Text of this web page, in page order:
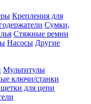
Крепления для
Сумки,
Стяжные ремни
Насосы Другие
Мультитулы
ключи/станки
для цепи